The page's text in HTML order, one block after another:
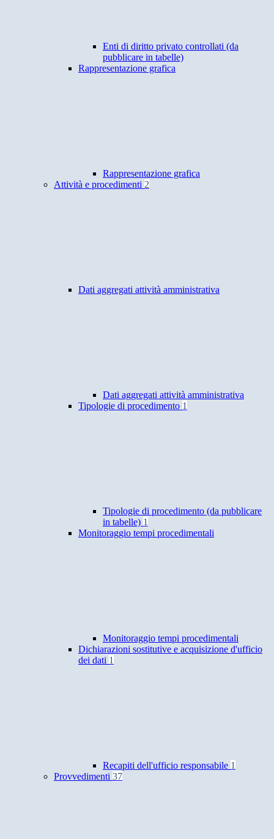
Enti di diritto privato controllati (da
pubblicare in tabelle)
Rappresentazione grafica
Rappresentazione grafica
Attività e procedimenti 2
Dati aggregati attività amministrativa
Dati aggregati attività amministrativa
Tipologie di procedimento 1
Tipologie di procedimento (da pubblicare
in tabelle) 1
Monitoraggio tempi procedimentali
Monitoraggio tempi procedimentali
Dichiarazioni sostitutive e acquisizione d'ufficio
dei dati 1
Recapiti dell'ufficio responsabile 1
Provvedimenti 37